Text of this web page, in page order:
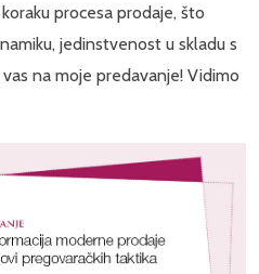
procesa prodaje, što
jedinstvenost u skladu s
na moje predavanje! Vidimo